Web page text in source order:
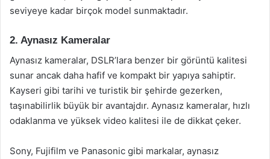
seviyeye kadar birçok model sunmaktadır.
2. Aynasız Kameralar
Aynasız kameralar, DSLR’lara benzer bir görüntü kalitesi
sunar ancak daha hafif ve kompakt bir yapıya sahiptir.
Kayseri gibi tarihi ve turistik bir şehirde gezerken,
taşınabilirlik büyük bir avantajdır. Aynasız kameralar, hızlı
odaklanma ve yüksek video kalitesi ile de dikkat çeker.
Sony, Fujifilm ve Panasonic gibi markalar, aynasız